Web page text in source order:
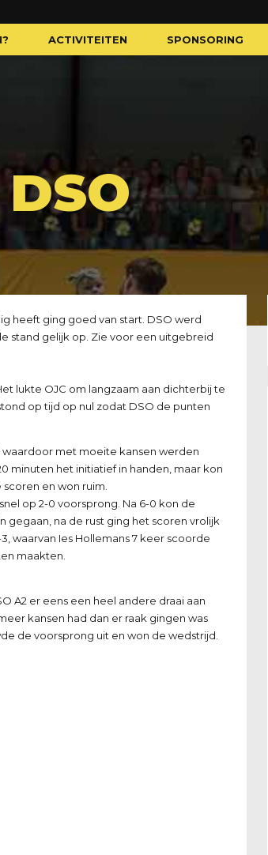
ACTIVITEITEN SPONSORING
heeft ging goed van start. DSO werd
stand gelijk op. Zie voor een uitgebreid
lukte OJC om langzaam aan dichterbij te
op tijd op nul zodat DSO de punten
met moeite kansen werden
minuten het initiatief in handen, maar kon
en won ruim.
op 2-0 voorsprong. Na 6-0 kon de
na de rust ging het scoren vrolijk
waarvan Ies Hollemans 7 keer scoorde
maakten.
A2 er eens een heel andere draai aan
kansen had dan er raak gingen was
de voorsprong uit en won de wedstrijd.